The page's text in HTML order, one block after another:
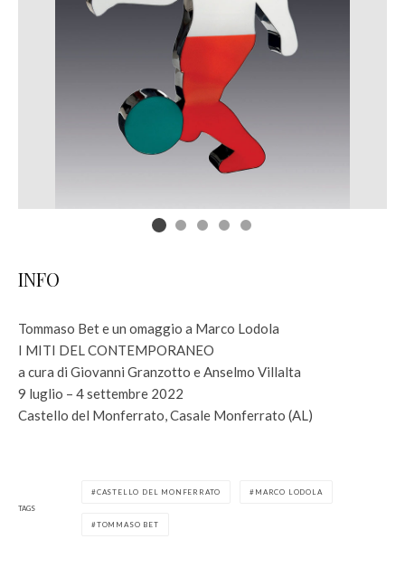
INFO
Tommaso Bet e un omaggio a Marco Lodola
I MITI DEL CONTEMPORANEO
a cura di Giovanni Granzotto e Anselmo Villalta
9 luglio – 4 settembre 2022
Castello del Monferrato, Casale Monferrato (AL)
TAGS
CASTELLO DEL MONFERRATO MARCO LODOLA
TOMMASO BET